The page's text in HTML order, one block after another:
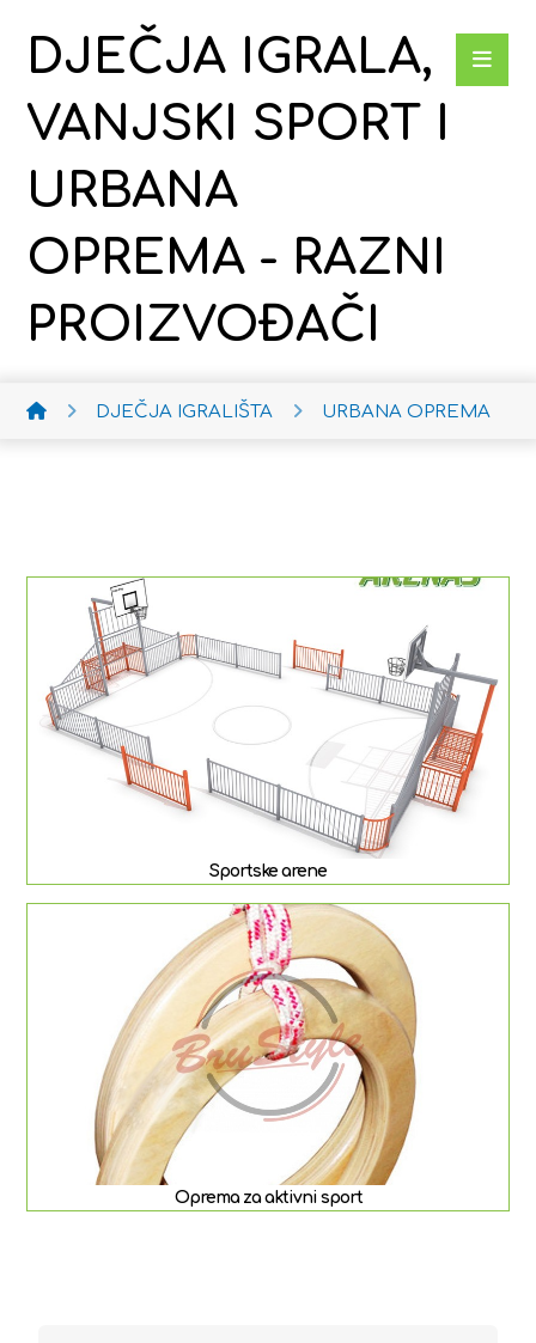
DJEČJA IGRALA,
VANJSKI SPORT I
URBANA
OPREMA - RAZNI
PROIZVOĐAČI
DJEČJA IGRALIŠTA URBANA OPREMA
Sportske arene
Oprema za aktivni sport